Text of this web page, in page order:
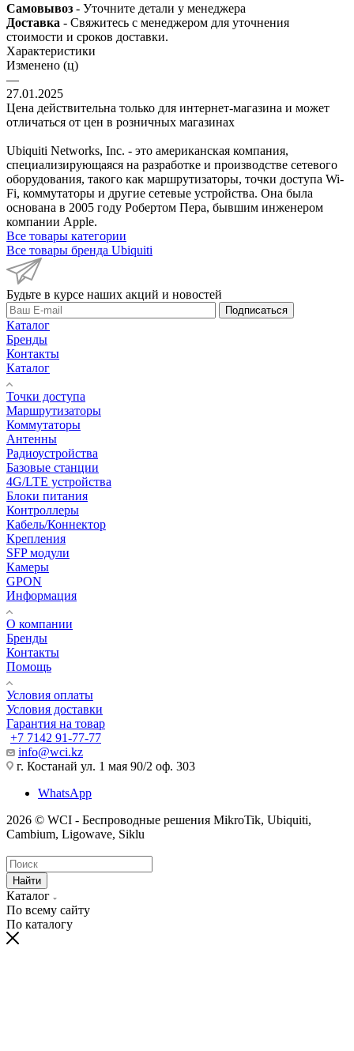
Самовывоз - Уточните детали у менеджера
Доставка - Свяжитесь с менеджером для уточнения
стоимости и сроков доставки.
Характеристики
Изменено (ц)
—
27.01.2025
Цена действительна только для интернет-магазина и может
отличаться от цен в розничных магазинах
Ubiquiti Networks, Inc. - это американская компания,
специализирующаяся на разработке и производстве сетевого
оборудования, такого как маршрутизаторы, точки доступа Wi-
Fi, коммутаторы и другие сетевые устройства. Она была
основана в 2005 году Робертом Пера, бывшим инженером
компании Apple.
Все товары категории
Все товары бренда Ubiquiti
Будьте в курсе наших акций и новостей
Подписаться
Каталог
Бренды
Контакты
Каталог
Точки доступа
Маршрутизаторы
Коммутаторы
Антенны
Радиоустройства
Базовые станции
4G/LTE устройства
Блоки питания
Контроллеры
Кабель/Коннектор
Крепления
SFP модули
Камеры
GPON
Информация
О компании
Бренды
Контакты
Помощь
Условия оплаты
Условия доставки
Гарантия на товар
+7 7142 91-77-77
info@wci.kz
г. Костанай ул. 1 мая 90/2 оф. 303
WhatsApp
2026 © WCI - Беспроводные решения MikroTik, Ubiquiti,
Cambium, Ligowave, Siklu
Найти
Каталог
По всему сайту
По каталогу